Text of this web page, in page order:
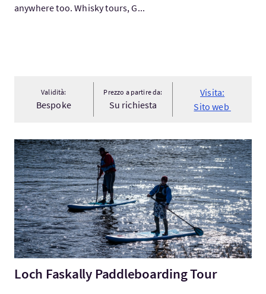
anywhere too. Whisky tours, G...
Validità:
Bespoke
Prezzo a partire da:
Su richiesta
Visita:
Sito web
Visita:Loch Faskally Paddleboarding Tour
Loch Faskally Paddleboarding Tour